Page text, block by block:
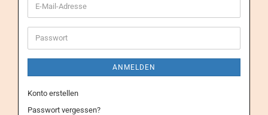
E-
Mail-
Adresse
Passwort
ANMELDEN
Konto erstellen
Passwort vergessen?